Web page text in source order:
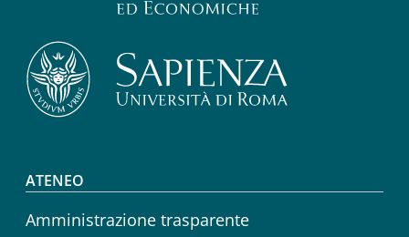
Footer menu
ATENEO
Amministrazione trasparente